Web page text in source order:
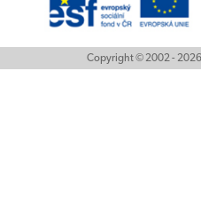
Copyright © 2002 - 2026